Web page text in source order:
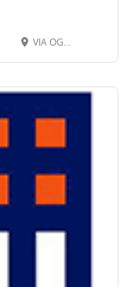
VIA OGLIO 4, 24068 SERIATE BG